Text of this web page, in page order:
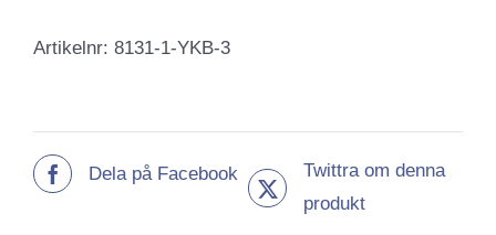
Artikelnr: 8131-1-YKB-3
Dela på Facebook
Twittra om denna
produkt